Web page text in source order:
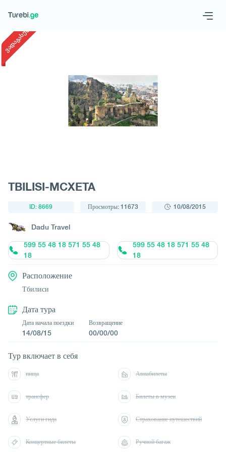
Запросить тур
ვადაგასული
TBILISI-MCXETA
ID: 8669 Просмотры: 11673 10/08/2015
Dadu Travel
599 55 48 18 571 55 48
18
599 55 48 18 571 55 48
18
Расположение
Тбилиси
Дата тура
Дата начала поездки
14/08/15
Возвращение
00/00/00
Тур включает в себя
пища Авиабилеты
трансфер Билеты в музеи
Услуги гида Страхование путешествий
Концертные билеты Ручной багаж